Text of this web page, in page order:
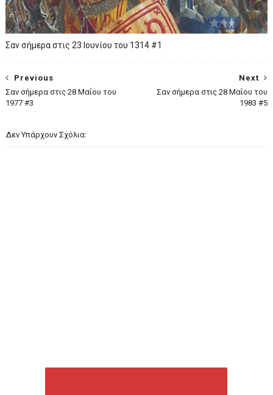
Σαν σήμερα στις 23 Ιουνίου του 1314 #1
Next
Σαν σήμερα στις 28 Μαΐου του
1983 #5
Previous
Σαν σήμερα στις 28 Μαΐου του
1977 #3
Δεν Υπάρχουν Σχόλια: